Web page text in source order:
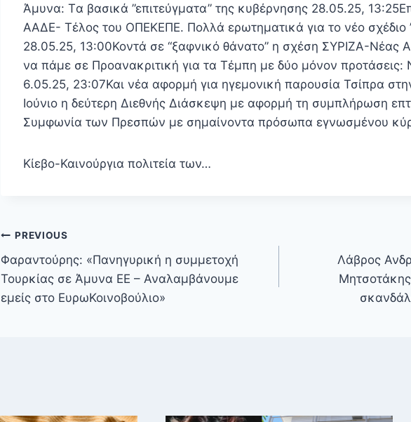
Άμυνα: Tα βασικά ”επιτεύγματα” της κυβέρνησης 28.05.25,
ΑΑΔΕ- Τέλος του ΟΠΕΚΕΠΕ. Πολλά ερωτηματικά για το νέο σχέδιο
28.05.25, 13:00Κοντά σε “ξαφνικό θάνατο” η σχέση ΣΥΡΙΖΑ-Νέας
να πάμε σε Προανακριτική για τα Τέμπη με δύο μόνον
6.05.25, 23:07Και νέα αφορμή για ηγεμονική παρουσία Τσίπρα
Ιούνιο η δεύτερη Διεθνής Διάσκεψη με αφορμή τη συμπλήρωση
Συμφωνία των Πρεσπών με σημαίνοντα πρόσωπα εγνωσμένου
Κίεβο-Καινούργια πολιτεία των…
Πλοήγηση
άρθρων
PREVIOUS
Φαραντούρης: «Πανηγυρική η συμμετοχή
Τουρκίας σε Άμυνα ΕΕ – Αναλαμβάνουμε
εμείς στο ΕυρωΚοινοβούλιο»
Λάβρος
Μητσοτάκης